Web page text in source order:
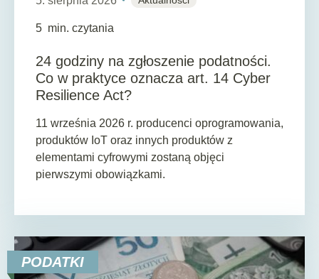
5 min. czytania
24 godziny na zgłoszenie podatności.
Co w praktyce oznacza art. 14 Cyber
Resilience Act?
11 września 2026 r. producenci oprogramowania,
produktów IoT oraz innych produktów z
elementami cyfrowymi zostaną objęci
pierwszymi obowiązkami.
PODATKI